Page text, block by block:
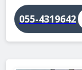
055-4319642